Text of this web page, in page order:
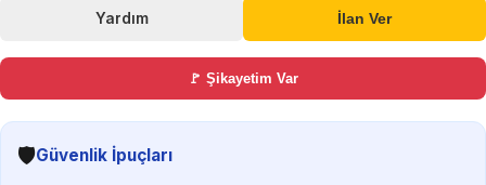
Yardım İlan Ver
🚩 Şikayetim Var
🛡️Güvenlik İpuçları